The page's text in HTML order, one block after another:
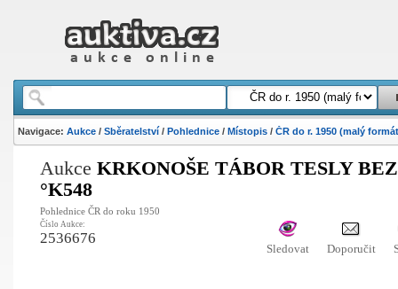
Navigace: Aukce/ Sběratelství/ Pohlednice/ Místopis/ ČR do r. 1950 (malý
Aukce KRKONOŠE TÁBOR TESLY
°K548
Pohlednice ČR do roku 1950
Číslo Aukce:
2536676
Sledovat Doporučit